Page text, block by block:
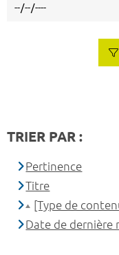
TRIER PAR :
Pertinence
Titre
[Type de
Date de dernière